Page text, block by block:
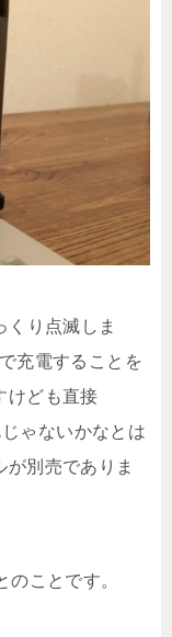
くり点滅しま
充電することを
けども直接
ゃないかなとは
別売でありま
ことです。